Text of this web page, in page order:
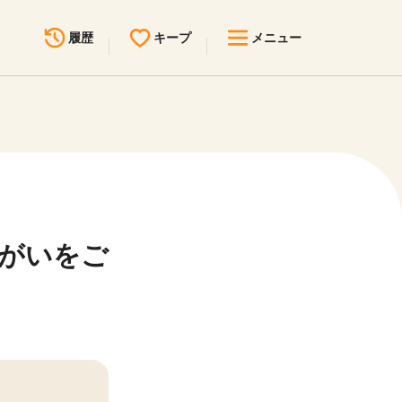
履歴 キープ メニュー
いをご